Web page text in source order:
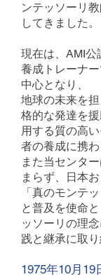
ンテッソーリ
してきました。
現在は、AMI公
養成トレーナ
中心となり、
地球の未来を
格的な発達を
用する質の高
者の養成に携わ
また当センタ
まらず、日本
「真のモンテ
と普及を使命
ッソーリの理
践と継承に取り
1975年10月19